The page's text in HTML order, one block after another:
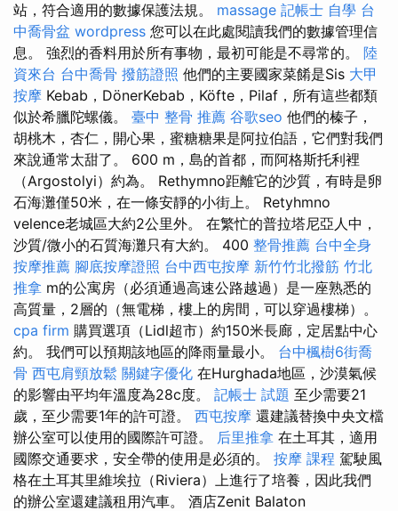
站，符合適用的數據保護法規。 massage 記帳士 自學 台
中喬骨盆 wordpress 您可以在此處閱讀我們的數據管理信
息。 強烈的香料用於所有事物，最初可能是不尋常的。 陸
資來台 台中喬骨 撥筋證照 他們的主要國家菜餚是Sis 大甲
按摩 Kebab，DönerKebab，Köfte，Pilaf，所有這些都類
似於希臘陀螺儀。 臺中 整骨 推薦 谷歌seo 他們的榛子，
胡桃木，杏仁，開心果，蜜糖糖果是阿拉伯語，它們對我們
來說通常太甜了。 600 m，島的首都，而阿格斯托利裡
（Argostolyi）約為。 Rethymno距離它的沙質，有時是卵
石海灘僅50米，在一條安靜的小街上。 Retyhmno
velence老城區大約2公里外。 在繁忙的普拉塔尼亞人中，
沙質/微小的石質海灘只有大約。 400 整骨推薦 台中全身
按摩推薦 腳底按摩證照 台中西屯按摩 新竹竹北撥筋 竹北
推拿 m的公寓房（必須通過高速公路越過）是一座熟悉的
高質量，2層的（無電梯，樓上的房間，可以穿過樓梯）。
cpa firm 購買選項（Lidl超市）約150米長廊，定居點中心
約。 我們可以預期該地區的降雨量最小。 台中楓樹6街喬
骨 西屯肩頸放鬆 關鍵字優化 在Hurghada地區，沙漠氣候
的影響由平均年溫度為28c度。 記帳士 試題 至少需要21
歲，至少需要1年的許可證。 西屯按摩 還建議替換中央文檔
辦公室可以使用的國際許可證。 后里推拿 在土耳其，適用
國際交通要求，安全帶的使用是必須的。 按摩 課程 駕駛風
格在土耳其里維埃拉（Riviera）上進行了培養，因此我們
的辦公室還建議租用汽車。 酒店Zenit Balaton